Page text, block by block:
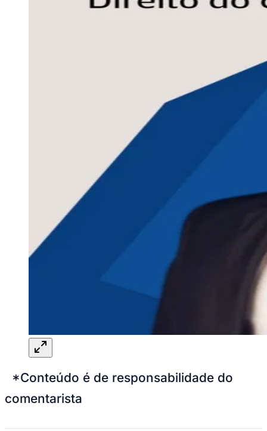
*Conteúdo é de responsabilidade do
comentarista